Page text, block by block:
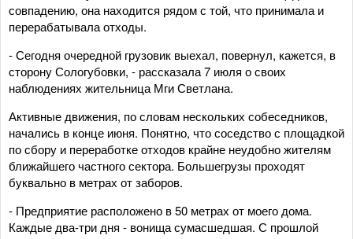
совпадению, она находится рядом с той, что принимала и
перерабатывала отходы.
- Сегодня очередной грузовик выехал, повернул, кажется, в
сторону Сологубовки, - рассказала 7 июля о своих
наблюдениях жительница Мги Светлана.
Активные движения, по словам нескольких собеседников,
начались в конце июня. Понятно, что соседство с площадкой
по сбору и переработке отходов крайне неудобно жителям
ближайшего частного сектора. Большегрузы проходят
буквально в метрах от заборов.
- Предприятие расположено в 50 метрах от моего дома.
Каждые два-три дня - вонища сумасшедшая. С прошлой